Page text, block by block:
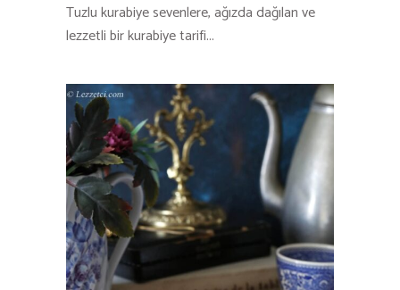
Tuzlu kurabiye sevenlere, ağızda dağılan ve
lezzetli bir kurabiye tarifi...